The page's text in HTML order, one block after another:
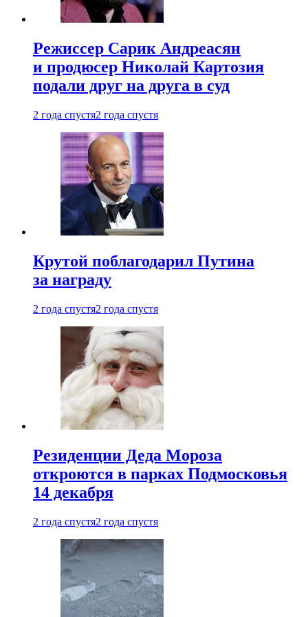
Режиссер Сарик Андреасян
и продюсер Николай Картозия
подали друг на друга в суд
2 года спустя2 года спустя
Крутой поблагодарил Путина
за награду
2 года спустя2 года спустя
Резиденции Деда Мороза
откроются в парках Подмосковья
14 декабря
2 года спустя2 года спустя